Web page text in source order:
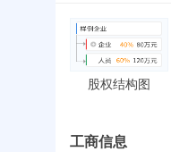
股东信息
主要人员 2
对外投资
控制企业 2
最终受益人
股权结构图
工商信息